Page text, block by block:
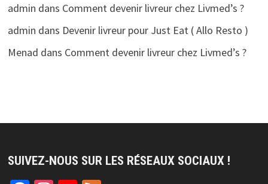
admin dans Comment devenir livreur chez Livmed’s ?
admin dans Devenir livreur pour Just Eat ( Allo Resto )
Menad dans Comment devenir livreur chez Livmed’s ?
SUIVEZ-NOUS SUR LES RÉSEAUX SOCIAUX !